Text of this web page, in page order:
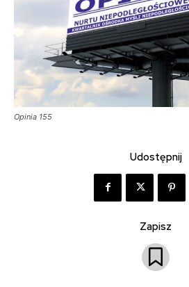
Opinia 155
Udostępnij
Zapisz